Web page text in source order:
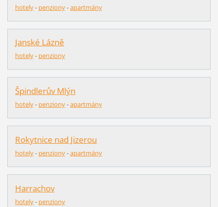
hotely- penziony-apartmány
Janské Lázně
hotely- penziony
Špindlerův Mlýn
hotely- penziony-apartmány
Rokytnice nad Jizerou
hotely- penziony-apartmány
Harrachov
hotely- penziony